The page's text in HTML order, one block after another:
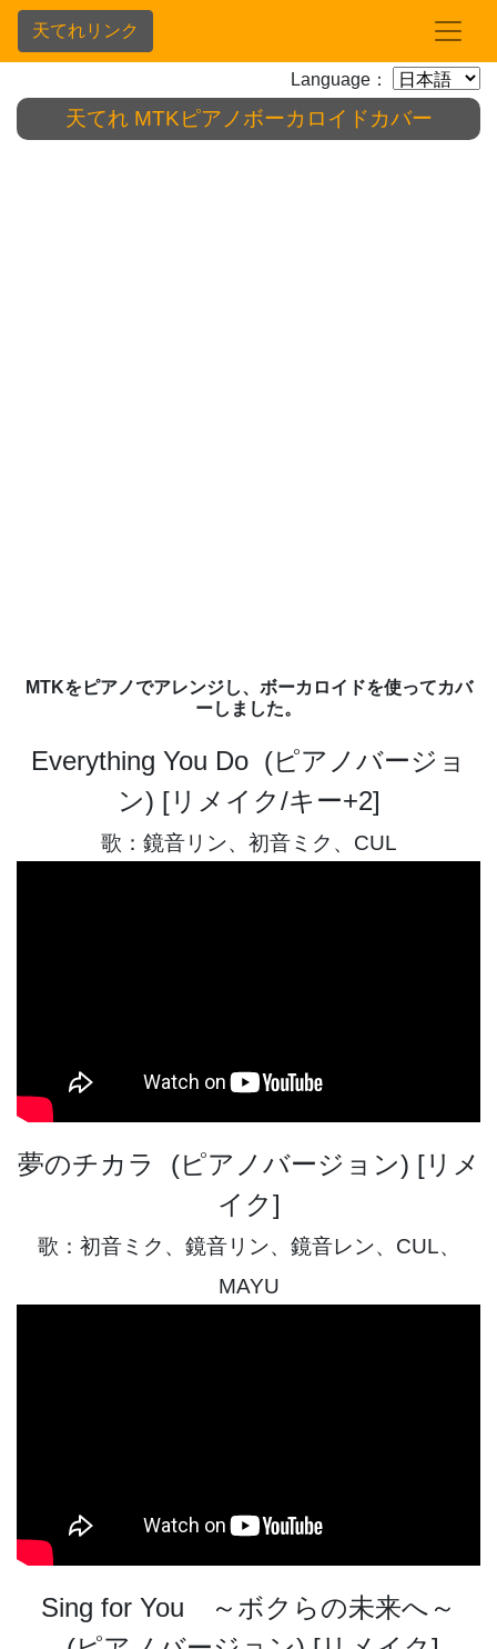
天てれリンク
Language：
天てれ MTKピアノボーカロイドカバー
MTKをピアノでアレンジし、ボーカロイドを使ってカバ
ーしました。
Everything You Do (ピアノバージョ
ン) [リメイク/キー+2]
歌：鏡音リン、初音ミク、CUL
夢のチカラ (ピアノバージョン) [リメ
イク]
歌：初音ミク、鏡音リン、鏡音レン、CUL、
MAYU
Sing for You ～ボクらの未来へ～